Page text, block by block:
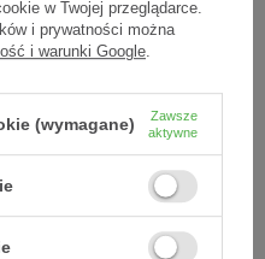
w Twojej przeglądarce.
i prywatności można
i warunki Google.
(wymagane)
Zawsze
aktywne